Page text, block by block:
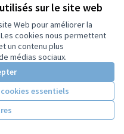
sur le site web
Web pour améliorer la
cookies nous permettent
un contenu plus
médias sociaux.
essentiels